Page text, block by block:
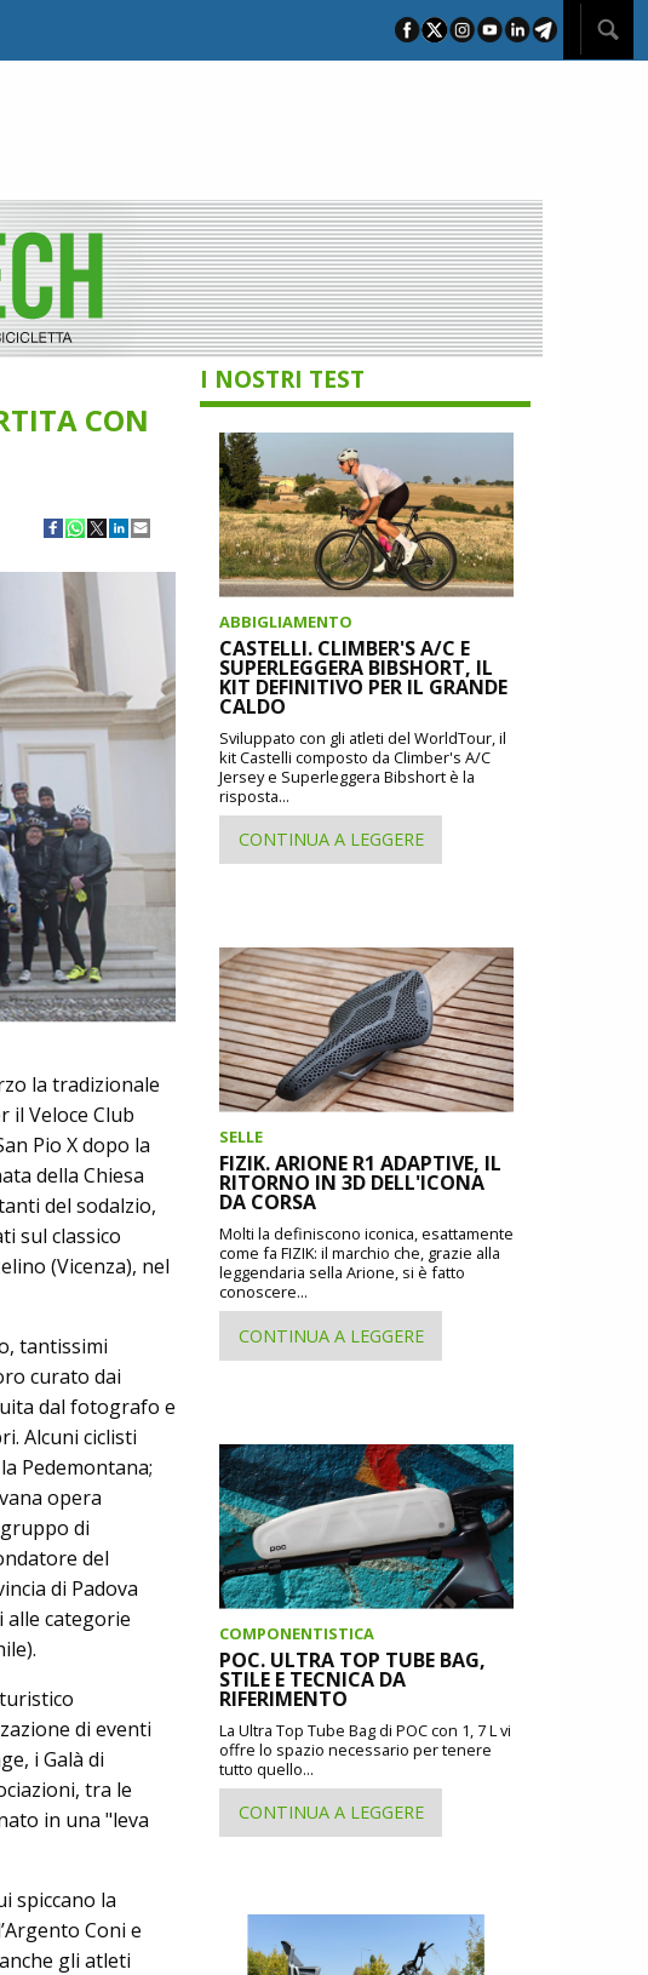
CON
la tradizionale
il Veloce Club
Pio X dopo la
della Chiesa
del sodalzio,
sul classico
(Vicenza), nel
tantissimi
curato dai
dal fotografo e
Alcuni ciclisti
Pedemontana;
opera
di
del
di Padova
alle categorie
di eventi
i Galà di
tra le
in una "leva
spiccano la
Coni e
gli atleti
I NOSTRI TEST
ABBIGLIAMENTO
CASTELLI. CLIMBER'S A/C E
SUPERLEGGERA BIBSHORT, IL
KIT DEFINITIVO PER IL GRANDE
CALDO
Sviluppato con gli atleti del WorldTour, il
kit Castelli composto da Climber's A/C
Jersey e Superleggera Bibshort è la
risposta...
CONTINUA A LEGGERE
SELLE
FIZIK. ARIONE R1 ADAPTIVE, IL
RITORNO IN 3D DELL'ICONA
DA CORSA
Molti la definiscono iconica, esattamente
come fa FIZIK: il marchio che, grazie alla
leggendaria sella Arione, si è fatto
conoscere...
CONTINUA A LEGGERE
COMPONENTISTICA
POC. ULTRA TOP TUBE BAG,
STILE E TECNICA DA
RIFERIMENTO
La Ultra Top Tube Bag di POC con 1, 7 L vi
offre lo spazio necessario per tenere
tutto quello...
CONTINUA A LEGGERE